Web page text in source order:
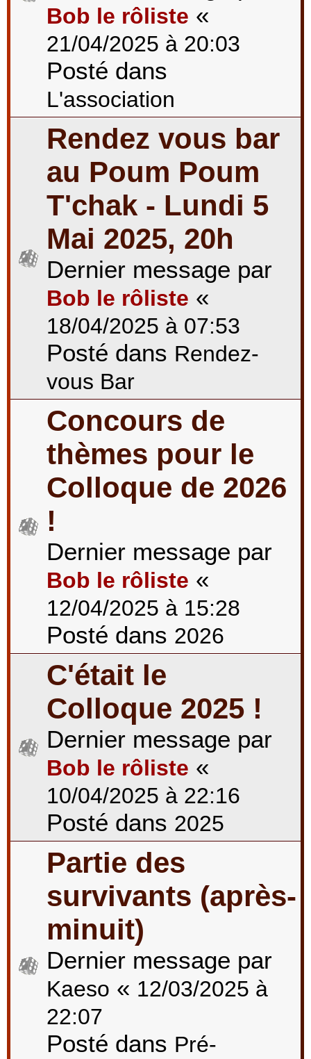
Bob le rôliste «
21/04/2025 à 20:03
Posté dans
L'association
Rendez vous bar
au Poum Poum
T'chak - Lundi 5
Mai 2025, 20h
Dernier message par
Bob le rôliste «
18/04/2025 à 07:53
Posté dans Rendez-
vous Bar
Concours de
thèmes pour le
Colloque de 2026
!
Dernier message par
Bob le rôliste «
12/04/2025 à 15:28
Posté dans 2026
C'était le
Colloque 2025 !
Dernier message par
Bob le rôliste «
10/04/2025 à 22:16
Posté dans 2025
Partie des
survivants (après-
minuit)
Dernier message par
Kaeso « 12/03/2025 à
22:07
Posté dans Pré-